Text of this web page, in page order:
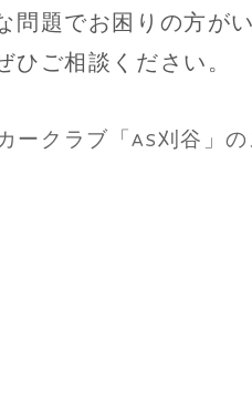
問題でお困りの方が
ご相談ください。